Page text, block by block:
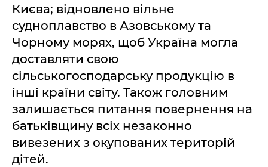
Києва; відновлено вільне
судноплавство в Азовському та
Чорному морях, щоб Україна могла
доставляти свою
сільськогосподарську продукцію в
інші країни світу. Також головним
залишається питання повернення на
батьківщину всіх незаконно
вивезених з окупованих територій
дітей.